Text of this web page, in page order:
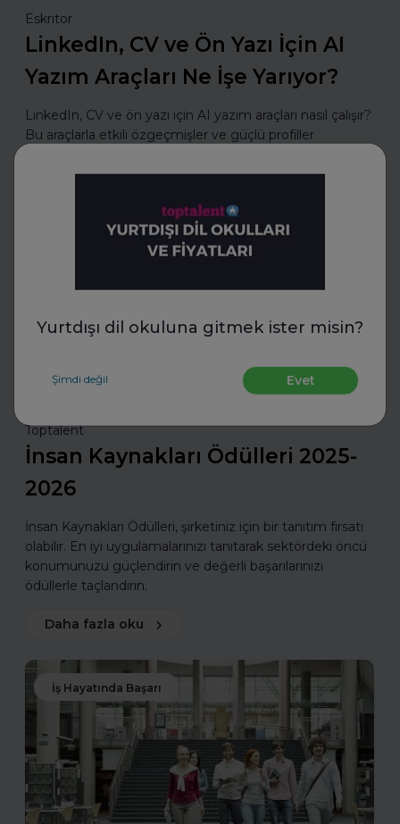
Yurtdışı dil okuluna gitmek ister misin?
Şimdi değil Evet
Eskritor
LinkedIn, CV ve Ön Yazı İçin AI
Yazım Araçları Ne İşe Yarıyor?
LinkedIn, CV ve ön yazı için AI yazım araçları nasıl çalışır?
Bu araçlarla etkili özgeçmişler ve güçlü profiller
Toptalent
İnsan Kaynakları Ödülleri 2025-
2026
İnsan Kaynakları Ödülleri, şirketiniz için bir tanıtım fırsatı
olabilir. En iyi uygulamalarınızı tanıtarak sektördeki öncü
konumunuzu güçlendirin ve değerli başarılarınızı
ödüllerle taçlandırın.
Daha fazla oku
İş Hayatında Başarı